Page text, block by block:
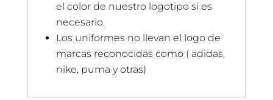
el color de nuestro logotipo si es
necesario.
Los uniformes no llevan el logo de
marcas reconocidas como ( adidas,
nike, puma y otras)